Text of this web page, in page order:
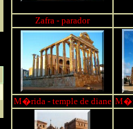
Zafra - parador
M�rida - temple de diane